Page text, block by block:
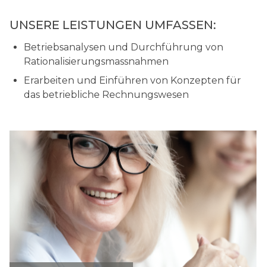
UNSERE LEISTUNGEN UMFASSEN:
Betriebsanalysen und Durchführung von
Rationalisierungsmassnahmen
Erarbeiten und Einführen von Konzepten für
das betriebliche Rechnungswesen